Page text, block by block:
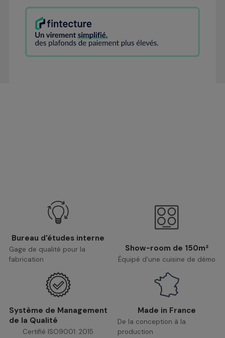
Bureau d'études interne
Gage de qualité pour la
fabrication
Show-room de 150m²
Équipé d'une cuisine de démo
Système de Management
de la Qualité
Certifié ISO9001: 2015
Made in France
De la conception à la
production